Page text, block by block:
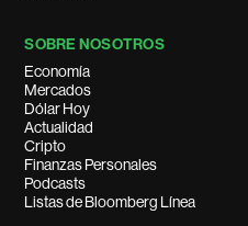
SOBRE NOSOTROS
Economía
Mercados
Dólar Hoy
Actualidad
Cripto
Finanzas Personales
Podcasts
Listas de Bloomberg Línea